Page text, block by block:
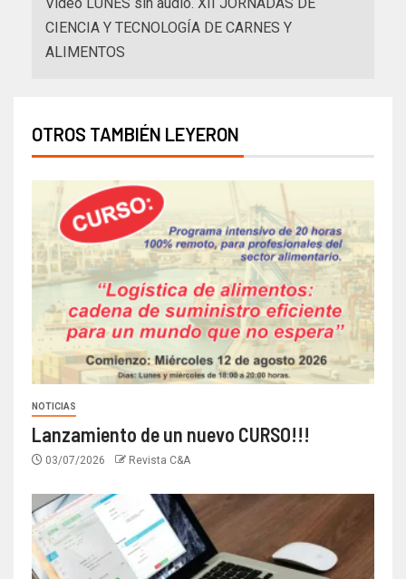
CIENCIA Y TECNOLOGÍA DE CARNES Y
ALIMENTOS
OTROS TAMBIÉN LEYERON
NOTICIAS
Lanzamiento de un nuevo CURSO!!!
03/07/2026 Revista C&A